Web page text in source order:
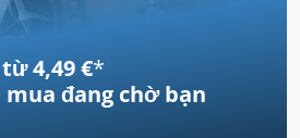
4,49 €*
mua đang chờ bạn